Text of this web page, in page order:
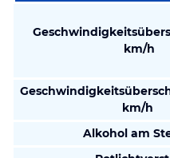
km/h
km/h
Alkohol am